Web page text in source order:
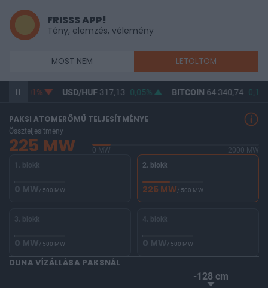
FRISSS APP!
Tény, elemzés, vélemény
MOST NEM LETÖLTÖM
-0,01% USD/HUF317,13 0,05% BITCOIN64 340,74 0,12%
PAKSI ATOMERŐMŰ TELJESÍTMÉNYE
Összteljesítmény
225 MW 0 MW
2000 MW
1. blokk
0 MW/ 500 MW
2. blokk
225 MW/ 500 MW
3. blokk
0 MW/ 500 MW
4. blokk
0 MW/ 500 MW
DUNA VÍZÁLLÁSA PAKSNÁL
-128 cm